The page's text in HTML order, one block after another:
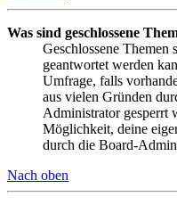
Was sind geschlossene
Geschlossene Themen
geantwortet werden
Umfrage, falls
aus vielen Gründen
Administrator gesperrt
Möglichkeit, deine
durch die Board-
Nach oben